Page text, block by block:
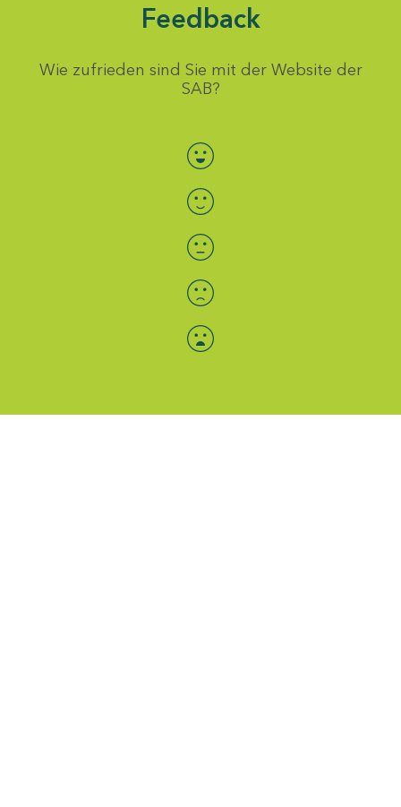
Feedback
Wie zufrieden sind Sie mit der Website der
SAB?
Bewertung auswählen